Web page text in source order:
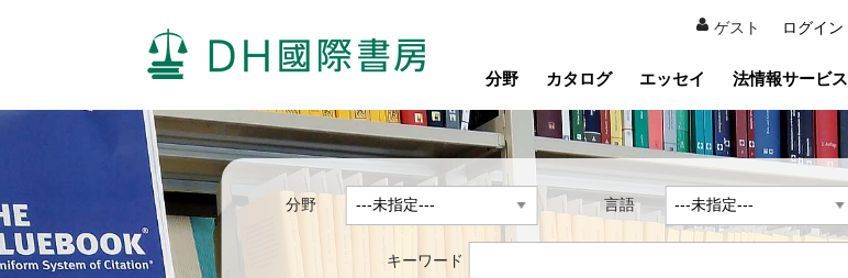
ゲスト ログイン
分野 カタログ エッセイ 法情報サービス
分野 言語
キーワード